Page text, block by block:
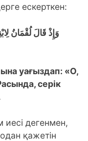
ескерткен:
وَإِذْ قَالَ لُقْمَانُ
уағыздап: «О,
серік
дегенмен,
қажетін